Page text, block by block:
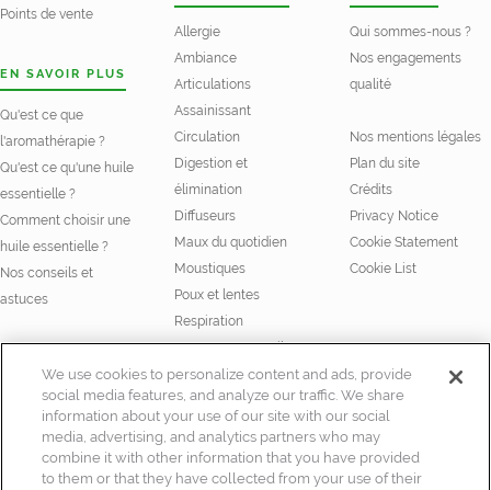
Points de vente
EN SAVOIR PLUS
Qu'est ce que
l'aromathérapie ?
Qu'est ce qu'une huile
essentielle ?
Comment choisir une
huile essentielle ?
Nos conseils et
astuces
Huiles essentielles
Allergie
Ambiance
Articulations
Assainissant
Circulation
Digestion et
élimination
Diffuseurs
Maux du quotidien
Moustiques
Poux et lentes
Respiration
Stress et Sommeil
Qui sommes-nous ?
Nos engagements
qualité
Nos mentions légales
Plan du site
Crédits
Privacy Notice
Cookie Statement
Cookie List
We use cookies to personalize content and ads, provide
social media features, and analyze our traffic. We share
information about your use of our site with our social
media, advertising, and analytics partners who may
combine it with other information that you have provided
to them or that they have collected from your use of their